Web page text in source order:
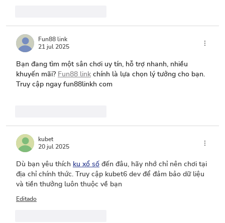
Fun88 link
21 jul 2025
Bạn đang tìm một sân chơi uy tín, hỗ trợ nhanh, nhiều
khuyến mãi? Fun88 link chính là lựa chọn lý tưởng cho bạn.
Truy cập ngay fun88linkh com
kubet
20 jul 2025
Dù bạn yêu thích ku xổ số đến đâu, hãy nhớ chỉ nên chơi tại
địa chỉ chính thức. Truy cập kubet6 dev để đảm bảo dữ liệu
và tiền thưởng luôn thuộc về bạn
Editado